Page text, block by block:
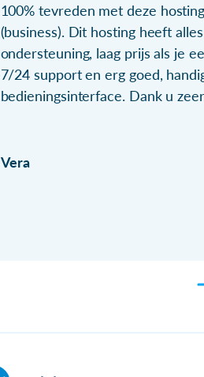
100% tevreden met deze
(business). Dit hosting heeft
ondersteuning, laag prijs als je
7/24 support en erg goed,
bedieningsinterface. Dank u
Vera